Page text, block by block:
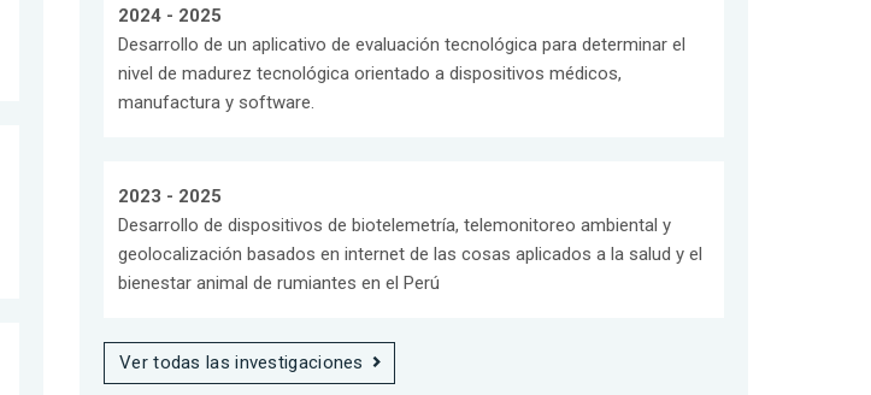
2024 - 2025
Desarrollo de un aplicativo de evaluación tecnológica para determinar el
nivel de madurez tecnológica orientado a dispositivos médicos,
manufactura y software.
2023 - 2025
Desarrollo de dispositivos de biotelemetría, telemonitoreo ambiental y
geolocalización basados en internet de las cosas aplicados a la salud y el
bienestar animal de rumiantes en el Perú
Ver todas las investigaciones